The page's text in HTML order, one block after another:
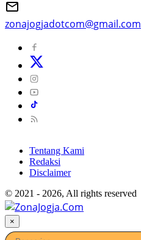
zonajogjadotcom@gmail.com
Tentang Kami
Redaksi
Disclaimer
© 2021 - 2026, All rights reserved
×